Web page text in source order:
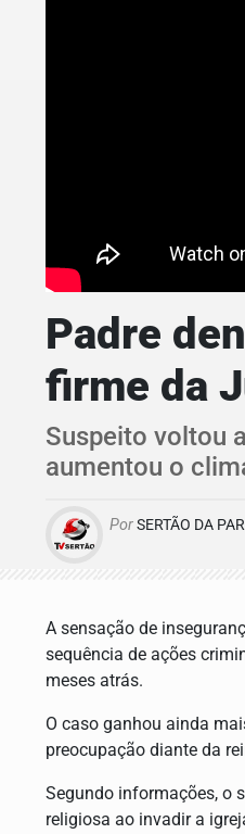
Padre
firme da
Suspeito voltou
aumentou o
PorSERTÃO DA
A sensação de
sequência de ações
meses atrás.
O caso ganhou ainda
preocupação diante da
Segundo informações, o
religiosa ao invadir a